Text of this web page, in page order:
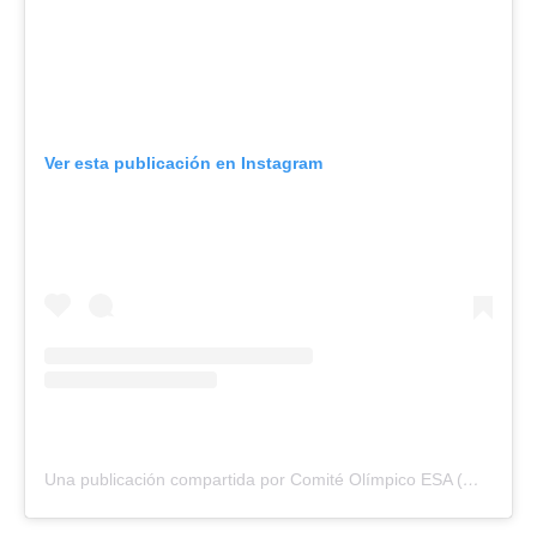
Ver esta publicación en Instagram
Una publicación compartida por Comité Olímpico ESA (@teamesa_)